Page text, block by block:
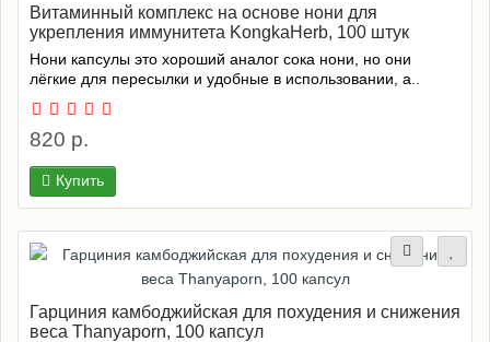
Витаминный комплекс на основе нони для
укрепления иммунитета KongkaHerb, 100 штук
Нони капсулы это хороший аналог сока нони, но они
лёгкие для пересылки и удобные в использовании, а..
820 р.
Купить
Гарциния камбоджийская для похудения и снижения
веса Thanyaporn, 100 капсул